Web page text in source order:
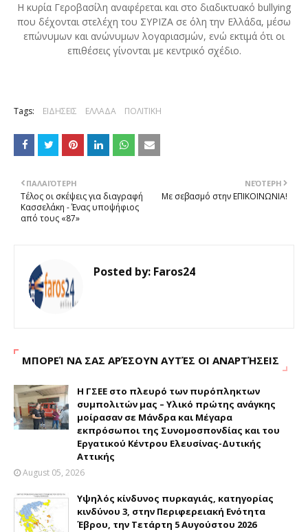
Η κυρία Γεροβασίλη αναφέρεται και στο διαδικτυακό bullying
που δέχονται στελέχη του ΣΥΡΙΖΑ σε όλη την Ελλάδα, μέσω
επώνυμων και ανώνυμων λογαριασμών, ενώ εκτιμά ότι οι
επιθέσεις γίνονται με κεντρικό σχέδιο.
Tags: ΕΙΔΗΣΕΙΣ ΕΛΛΑΔΑ ΠΟΛΙΤΙΚΗ
ΝΕΌΤΕΡΗ
Με σεβασμό στην EΠΙΚΟΙΝΩΝΙΑ!
ΠΑΛΑΙΌΤΕΡΗ
Τέλος οι σκέψεις για διαγραφή
Κασσελάκη - Ένας υποψήφιος
από τους «87»
Posted by: Faros24
ΜΠΟΡΕΊ ΝΑ ΣΑΣ ΑΡΈΣΟΥΝ ΑΥΤΈΣ ΟΙ ΑΝΑΡΤΉΣΕΙΣ
H ΓΣΕΕ στο πλευρό των πυρόπληκτων
συμπολιτών μας – Υλικό πρώτης ανάγκης
μοίρασαν σε Μάνδρα και Μέγαρα
εκπρόσωποι της Συνομοσπονδίας και του
Εργατικού Κέντρου Ελευσίνας-Δυτικής
Αττικής
August 05, 2026
Υψηλός κίνδυνος πυρκαγιάς, κατηγορίας
κινδύνου 3, στην Περιφερειακή Ενότητα
Έβρου, την Τετάρτη 5 Αυγούστου 2026